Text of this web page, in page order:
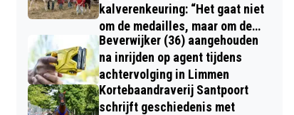
kalverenkeuring: “Het gaat niet
om de medailles, maar om de
kinderen”
Beverwijker (36) aangehouden
na inrijden op agent tijdens
achtervolging in Limmen
Kortebaandraverij Santpoort
schrijft geschiedenis met